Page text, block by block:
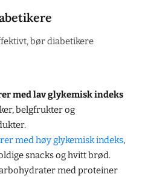
bør diabetikere
med lav glykemisk indeks
belgfrukter og
med høy glykemisk indeks,
snacks og hvitt brød.
med proteiner